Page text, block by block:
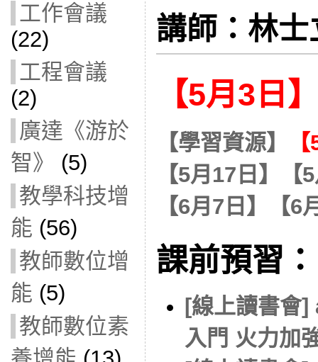
工作會議
(22)
工程會議
(2)
廣達《游於
智》
(5)
教學科技增
能 (56)
教師數位增
能 (5)
教師數位素
講師：林士
【5月3日
【學習資源】
【5月17日】
【
【6月7日】
【6
課前預習：
[線上讀書會
入門 火力加